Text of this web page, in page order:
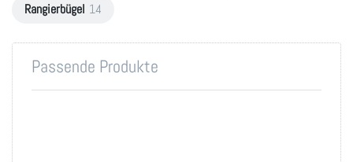
Rangierbügel 14
Passende Produkte